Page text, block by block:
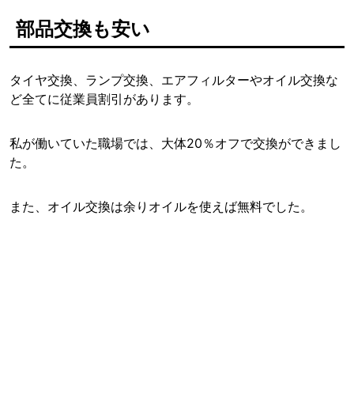
部品交換も安い
タイヤ交換、ランプ交換、エアフィルターやオイル交換な
ど全てに従業員割引があります。
私が働いていた職場では、大体20％オフで交換ができまし
た。
また、オイル交換は余りオイルを使えば無料でした。